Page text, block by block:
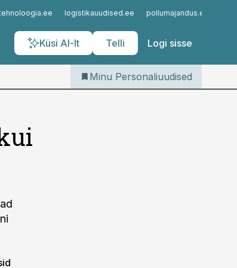
logistikauudised.ee pollumajandus.ee
Küsi AI-lt Telli Logi sisse
Iseteenindus
Telli Personaliuudised
Minu Personaliuudised